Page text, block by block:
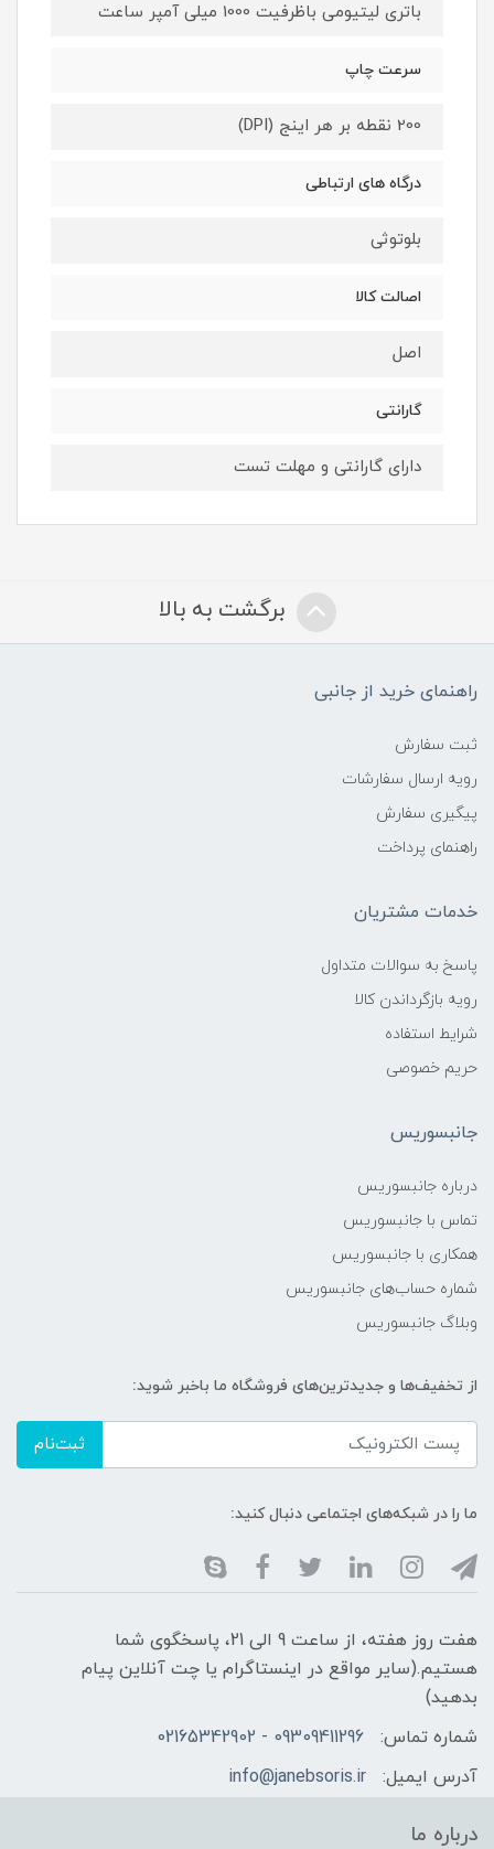
باتری لیتیومی باظرفیت 1000 میلی آمپر ساعت
سرعت چاپ
200 نقطه بر هر اینج (DPI)
درگاه های ارتباطی
بلوتوثی
اصالت کالا
اصل
گارانتی
دارای گارانتی و مهلت تست
برگشت به بالا
راهنمای خرید از جانبی
ثبت سفارش
رویه ارسال سفارشات
پیگیری سفارش
راهنمای پرداخت
خدمات مشتریان
پاسخ به سوالات متداول
رویه بازگرداندن کالا
شرایط استفاده
حریم خصوصی
جانبسوریس
درباره جانبسوریس
تماس با جانبسوریس
همکاری با جانبسوریس
شماره حساب‌های جانبسوریس
وبلاگ جانبسوریس
از تخفیف‌ها و جدیدترین‌های فروشگاه ما باخبر شوید:
ثبت‌نام
ما را در شبکه‌های اجتماعی دنبال کنید:
هفت روز هفته، از ساعت 9 الی 21، پاسخگوی شما
هستیم.(سایر مواقع در اینستاگرام یا چت آنلاین پیام
بدهید)
شماره تماس:
09309411296 - 02165342902
آدرس ایمیل:
info@janebsoris.ir
درباره ما